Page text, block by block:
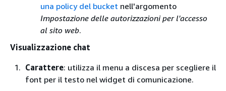
una policy del bucket nell'argomento
Impostazione delle autorizzazioni per l'accesso
al sito web.
Visualizzazione chat
Carattere: utilizza il menu a discesa per scegliere il
font per il testo nel widget di comunicazione.